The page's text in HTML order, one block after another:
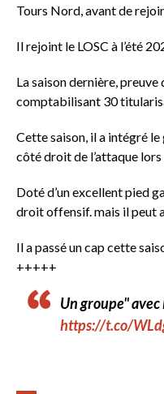
Tours Nord, avant de
Il rejoint le LOSC à l’été
La saison dernière,
comptabilisant 30
Cette saison, il a intégré
côté droit de l’attaque
Doté d’un excellent pied
droit offensif. mais il peut
Il a passé un cap cette
+++++
Un groupe"
https://t.co/